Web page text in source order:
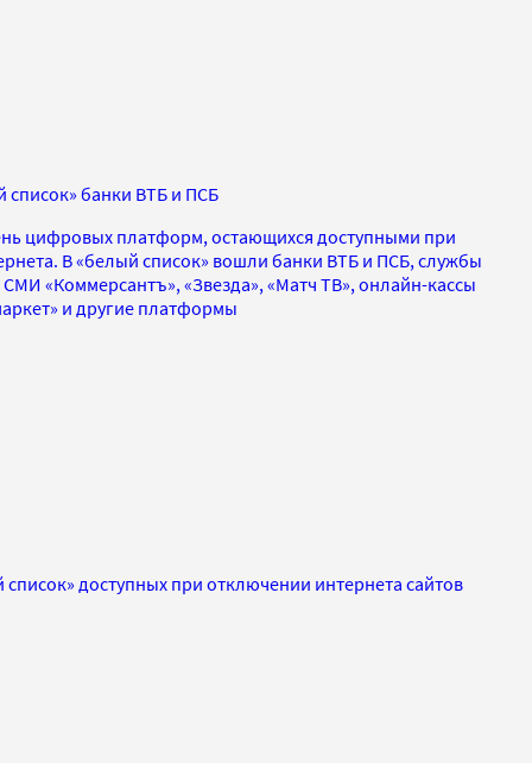
банки ВТБ и ПСБ
цифровых платформ, остающихся доступными при
В «белый список» вошли банки ВТБ и ПСБ, службы
СМИ «Коммерсантъ», «Звезда», «Матч ТВ», онлайн-кассы
и другие платформы
доступных при отключении интернета сайтов